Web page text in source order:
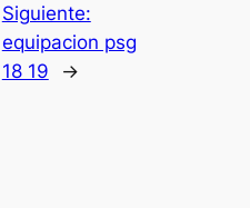
Siguiente:
equipacion psg
18 19
→